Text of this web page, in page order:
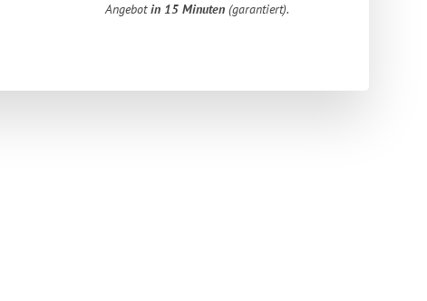
Angebotin 15 Minuten (garantiert).